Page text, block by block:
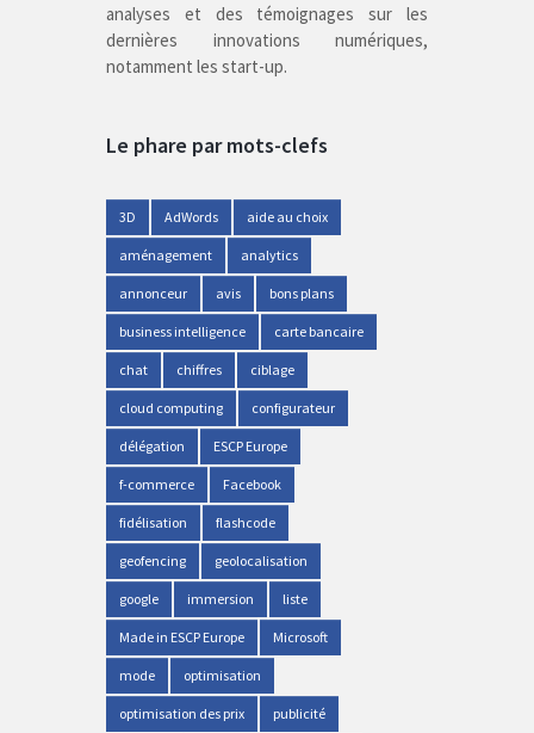
analyses et des témoignages sur les
dernières innovations numériques,
notamment les start-up.
Le phare par mots-clefs
3D AdWords aide au choix
aménagement analytics
annonceur avis bons plans
business intelligence carte bancaire
chat chiffres ciblage
cloud computing configurateur
délégation ESCP Europe
f-commerce Facebook
fidélisation flashcode
geofencing geolocalisation
google immersion liste
Made in ESCP Europe Microsoft
mode optimisation
optimisation des prix publicité